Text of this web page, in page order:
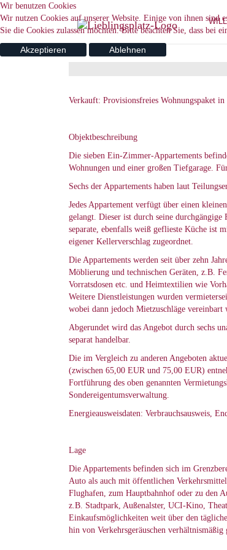
Verkauft: Provisionsfreies Wohnungspaket
Objektbeschreibung
Die sieben Ein-Zimmer-Appartements
Wohnungen und einer großen Tiefgarage.
Sechs der Appartements haben laut
Jedes Appartement verfügt über einen
gelangt. Dieser ist durch seine
separate, ebenfalls weiß geflieste Küche ist
eigener Kellerverschlag zugeordnet.
Die Appartements werden seit über zehn
Möblierung und technischen Geräten, z.B.
Vorratsdosen etc. und Heimtextilien wie
Weitere Dienstleistungen wurden
wobei dann jedoch Mietzuschläge
Abgerundet wird das Angebot durch sechs
separat handelbar.
Die im Vergleich zu anderen Angeboten
(zwischen 65,00 EUR und 75,00 EUR)
Fortführung des oben genannten
Sondereigentumsverwaltung.
Energieausweisdaten: Verbrauchsausweis,
Lage
Die Appartements befinden sich im
Auto als auch mit öffentlichen
Flughafen, zum Hauptbahnhof oder zu den
z.B. Stadtpark, Außenalster, UCI-Kino,
Einkaufsmöglichkeiten weit über den
hin von Verkehrsgeräuschen verhältnismäßig
Wir benutzen Cookies
Wir nutzen Cookies auf unserer Website. Einige von ihnen sind
Sie die Cookies zulassen möchten. Bitte beachten Sie, dass
Akzeptieren Ablehnen